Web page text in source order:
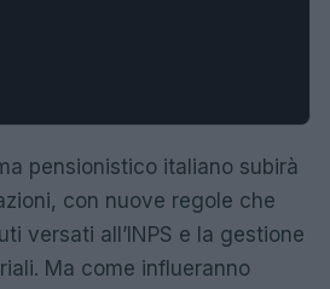
pensionistico italiano subirà
con nuove regole che
versati all’INPS e la gestione
Ma come influeranno